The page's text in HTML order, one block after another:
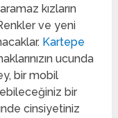
kızların
ve yeni
Kartepe
ucunda
bir mobil
bir
cinsiyetiniz